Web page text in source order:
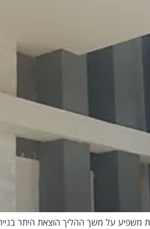
משפיע על משך ההליך הוצאת היתר